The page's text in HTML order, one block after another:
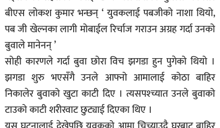
बीएस लोकश कुमार भन्छन् ‘ युवकलाई पबजीको नाशा थियो,
पब जी खेल्नका लागी मोबाईल रिर्चाज गराउन अग्रह गर्दा उनको
बुवाले मानेनन् ’
सोही कारणले गर्दा बुवा छोरा विच झगडा हुन पुगेको थियो ।
झगडा शुरु भएसँगै उनले आफ्नो आमालाई कोठा बाहिर
निकालेर बुवाको खुटा काटी दिए । त्यसपश्च्यात उनले बुवाको
टाउको काटी शरीरवाट छुट्याई दिएका थिए ।